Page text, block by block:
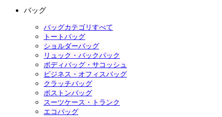
バッグ
バッグカテゴリすべて
トートバッグ
ショルダーバッグ
リュック・バックパック
ボディバッグ・サコッシュ
ビジネス・オフィスバッグ
クラッチバッグ
ボストンバッグ
スーツケース・トランク
エコバッグ